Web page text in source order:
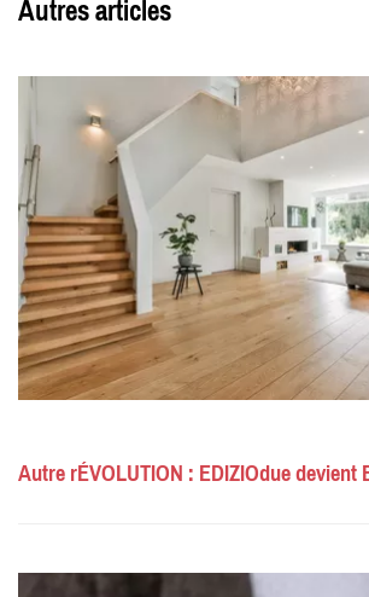
Autres articles
Autre rÉVOLUTION : EDIZIOdue devient